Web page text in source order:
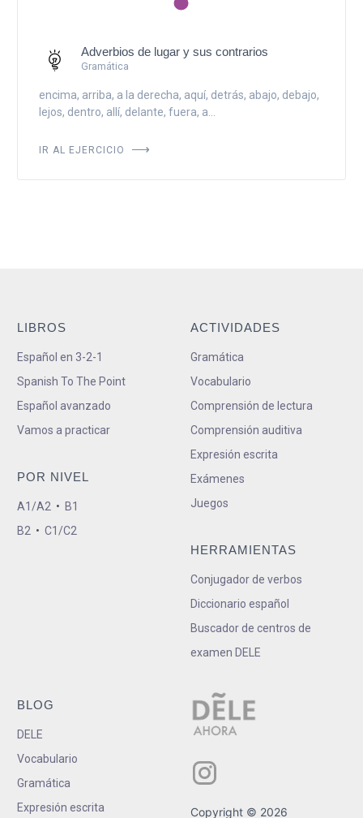
Adverbios de lugar y sus contrarios
Gramática
encima, arriba, a la derecha, aquí, detrás, abajo, debajo,
lejos, dentro, allí, delante, fuera, a...
IR AL EJERCICIO
LIBROS
Español en 3-2-1
Spanish To The Point
Español avanzado
Vamos a practicar
POR NIVEL
A1/A2 • B1
B2 • C1/C2
ACTIVIDADES
Gramática
Vocabulario
Comprensión de lectura
Comprensión auditiva
Expresión escrita
Exámenes
Juegos
HERRAMIENTAS
Conjugador de verbos
Diccionario español
Buscador de centros de
examen DELE
BLOG
DELE
Vocabulario
Gramática
Expresión escrita
Copyright © 2026